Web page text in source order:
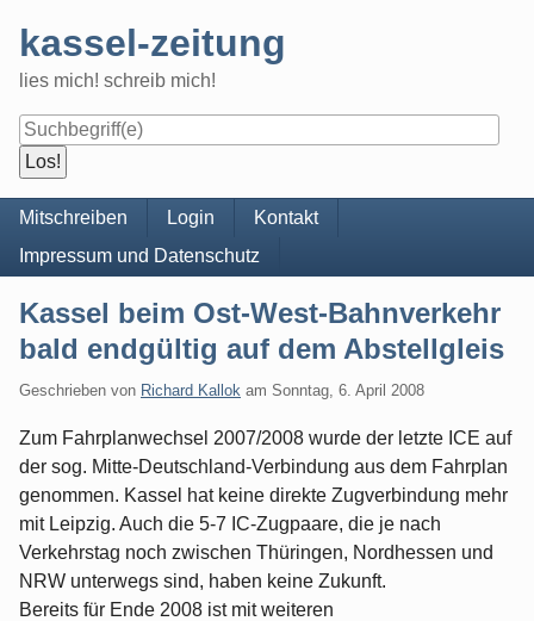
content
kassel-zeitung
lies mich! schreib mich!
Navigation
Mitschreiben Login
Kontakt
Impressum und Datenschutz
Kassel beim Ost-West-Bahnverkehr
bald endgültig auf dem Abstellgleis
Geschrieben von Richard Kallok am Sonntag, 6. April 2008
Zum Fahrplanwechsel 2007/2008 wurde der letzte ICE auf
der sog. Mitte-Deutschland-Verbindung aus dem Fahrplan
genommen. Kassel hat keine direkte Zugverbindung mehr
mit Leipzig. Auch die 5-7 IC-Zugpaare, die je nach
Verkehrstag noch zwischen Thüringen, Nordhessen und
NRW unterwegs sind, haben keine Zukunft.
Bereits für Ende 2008 ist mit weiteren